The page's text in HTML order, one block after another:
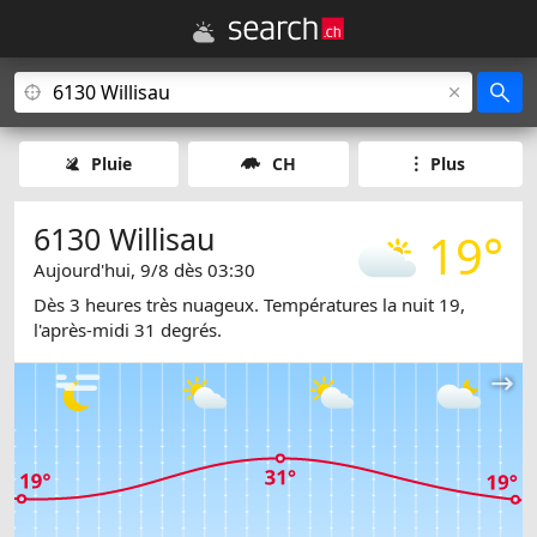
Pluie CH Plus
19°
6130 Willisau
Aujourd'hui, 9/8 dès 03:30
Dès 3 heures très nuageux. Températures la nuit 19,
l'après-midi 31 degrés.